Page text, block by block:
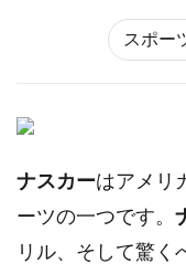
スポー
ナスカーはアメリ
ーツの一つです。
リル、そして驚く